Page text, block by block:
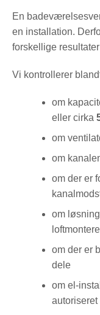
En
en installation.
forskellige
Vi kontrollerer
om
eller cirka
om
om
om der er
om
om der er
dele
om el-